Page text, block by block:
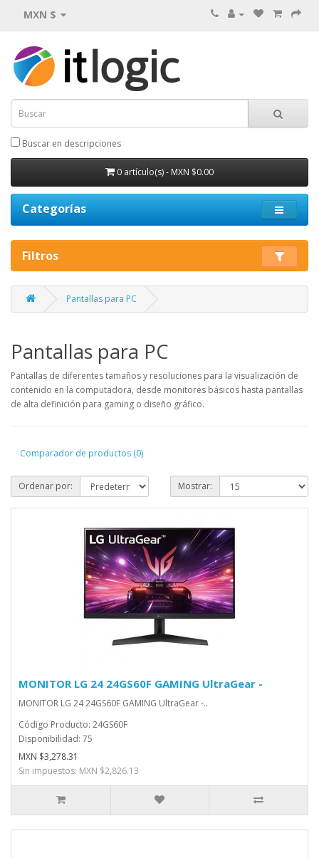
MXN $
Buscar en descripciones
0 artículo(s) - MXN $0.00
Categorías
Filtros
Pantallas para PC
Pantallas para PC
Pantallas de diferentes tamaños y resoluciones para la visualización de
contenido en la computadora, desde monitores básicos hasta pantallas
de alta definición para gaming o diseño gráfico.
Comparador de productos (0)
Ordenar por: Mostrar:
MONITOR LG 24 24GS60F GAMING UltraGear -
MONITOR LG 24 24GS60F GAMING UltraGear -..
Código Producto: 24GS60F
Disponibilidad: 75
MXN $3,278.31
Sin impuestos: MXN $2,826.13